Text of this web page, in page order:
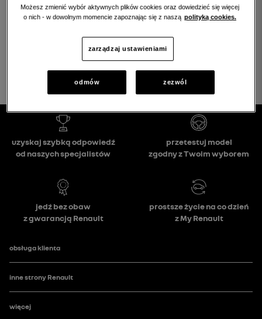
Wróć na stronę główną.
wróć na stronę główną
Możesz zmienić wybór aktywnych plików cookies oraz dowiedzieć się więcej
o nich - w dowolnym momencie zapoznając się z naszą polityką cookies.
zarządzaj ustawieniami
odmów zezwól